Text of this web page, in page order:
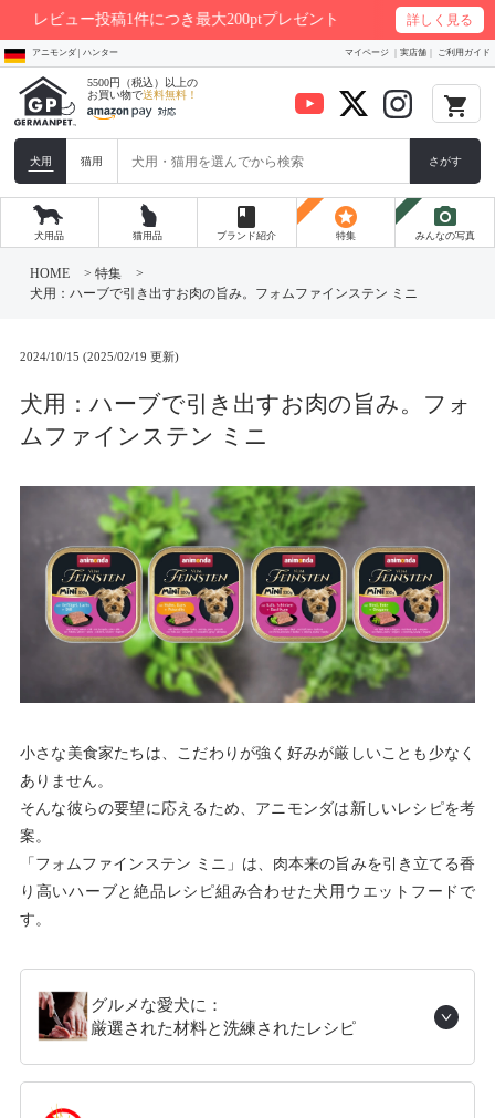
ュー投稿1件につき最大200ptプレゼント 詳しく見る
アニモンダ | ハンター マイページ 実店舗 ご利用ガイド
5500円（税込）以上の
お買い物で送料無料！ local_grocery_store
犬用 猫用 さがす
犬用品 猫用品
book
ブランド紹介
stars
特集
photo_camera
みんなの写真
HOME > 特集
>
犬用：ハーブで引き出すお肉の旨み。フォムファインステン ミニ
2024/10/15 (2025/02/19 更新)
犬用：ハーブで引き出すお肉の旨み。フォ
ムファインステン ミニ
小さな美食家たちは、こだわりが強く好みが厳しいことも少なく
ありません。
そんな彼らの要望に応えるため、アニモンダは新しいレシピを考
案。
「フォムファインステン ミニ」は、肉本来の旨みを引き立てる香
り高いハーブと絶品レシピ組み合わせた犬用ウエットフードで
す。
グルメな愛犬に：
厳選された材料と洗練されたレシピ